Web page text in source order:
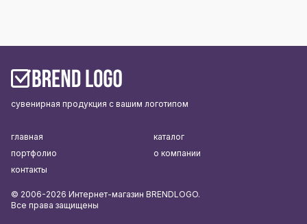
сувенирная продукция с вашим логотипом
главная
каталог
портфолио
о компании
контакты
© 2006-2026 Интернет-магазин BRENDLOGO.
Все права защищены